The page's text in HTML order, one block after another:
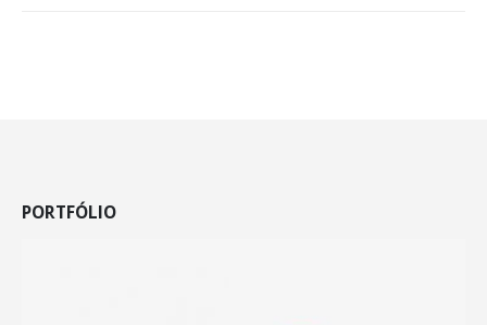
PORTFÓLIO